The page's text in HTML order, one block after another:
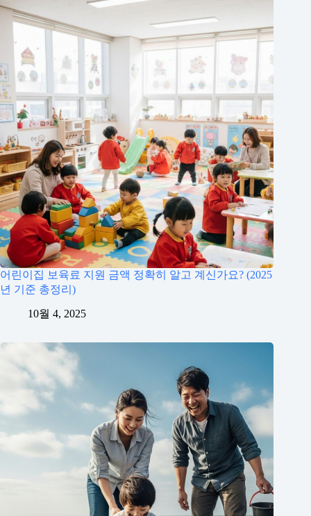
어린이집 보육료 지원 금액 정확히 알고 계신가요? (2025
년 기준 총정리)
10월 4, 2025